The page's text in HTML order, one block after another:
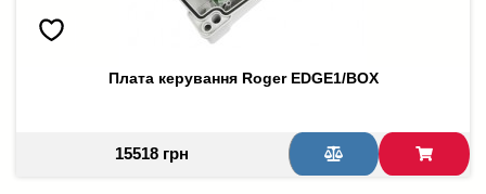
Плата керування Roger EDGE1/BOX
15518 грн